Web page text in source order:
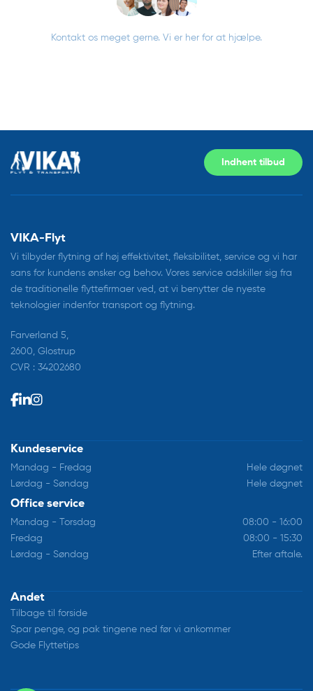
Kontakt os meget gerne. Vi er her for at hjælpe.
Indhent tilbud
VIKA-Flyt
Vi tilbyder flytning af høj effektivitet, fleksibilitet, service og vi har
sans for kundens ønsker og behov. Vores service adskiller sig fra
de traditionelle flyttefirmaer ved, at vi benytter de nyeste
teknologier indenfor transport og flytning.
Farverland 5,
2600, Glostrup
CVR : 34202680
Kundeservice
Mandag - Fredag
Hele døgnet
Lørdag - Søndag
Hele døgnet
Office service
Mandag - Torsdag
08:00 - 16:00
Fredag
08:00 - 15:30
Lørdag - Søndag
Efter aftale.
Andet
Tilbage til forside
Spar penge, og pak tingene ned før vi ankommer
Gode Flyttetips